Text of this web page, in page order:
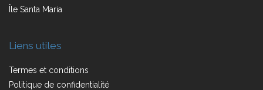
Île Santa Maria
Liens utiles
Termes et conditions
Politique de confidentialité